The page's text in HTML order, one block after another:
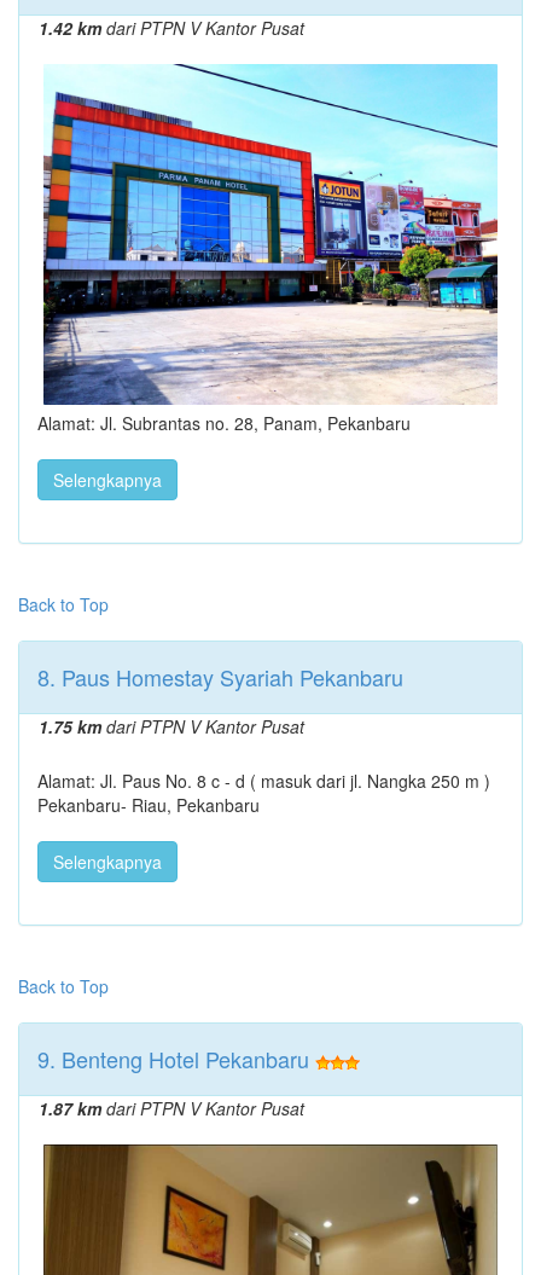
1.42 kmdari PTPN V Kantor Pusat
Alamat: Jl. Subrantas no. 28, Panam, Pekanbaru
Selengkapnya
Back to Top
8. Paus Homestay Syariah Pekanbaru
1.75 kmdari PTPN V Kantor Pusat
Alamat: Jl. Paus No. 8 c - d ( masuk dari jl. Nangka 250 m )
Pekanbaru- Riau, Pekanbaru
Selengkapnya
Back to Top
9. Benteng Hotel Pekanbaru
1.87 kmdari PTPN V Kantor Pusat